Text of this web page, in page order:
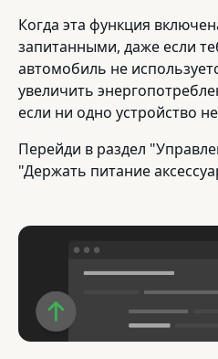
Когда эта функция
запитанными, даже если
автомобиль не
увеличить
если ни одно устройство
Перейди в раздел
"Держать питание